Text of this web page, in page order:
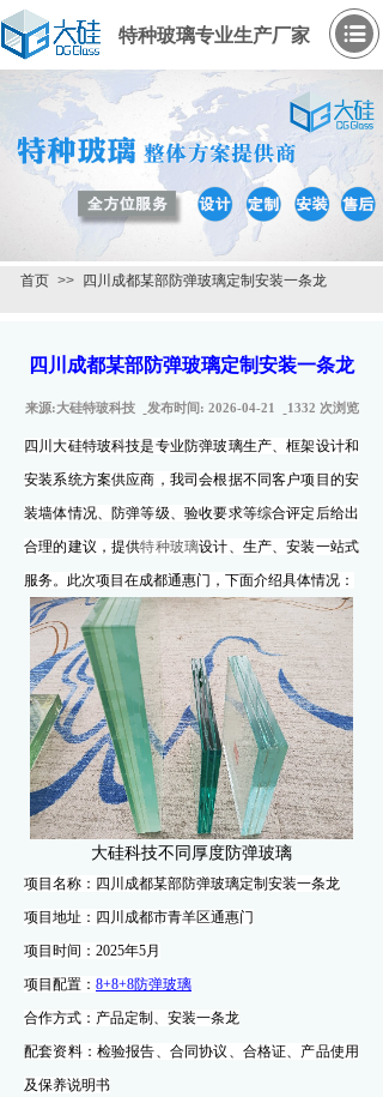
特种玻璃专业生产厂家
首页 >> 四川成都某部防弹玻璃定制安装一条龙
四川成都某部防弹玻璃定制安装一条龙
来源:大硅特玻科技 发布时间: 2026-04-21 1332 次浏览
四川大硅特玻科技是专业防弹玻璃生产、框架设计和
安装系统方案供应商，我司会根据不同客户项目的安
装墙体情况、防弹等级、验收要求等综合评定后给出
合理的建议，提供特种玻璃设计、生产、安装一站式
服务。此次项目在成都通惠门，下面介绍具体情况：
大硅科技不同厚度防弹玻璃
项目名称： 四川成都某部防弹玻璃定制安装一条龙
项目地址： 四川成都市青羊区通惠门
项目时间： 2025年5月
项目配置： 8+8+8防弹玻璃
合作方式：产品定制 、安装一条龙
配套资料：检验报告、合同协议、合格证、产品使用
及保养说明书